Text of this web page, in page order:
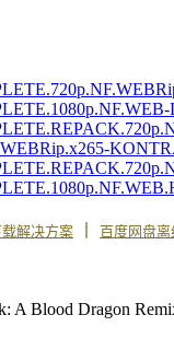
解决方案 百度网盘